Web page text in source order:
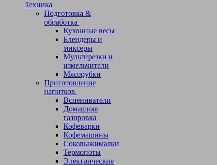
Техника
Подготовка &
обработка
Кухонные весы
Блендеры и
миксеры
Мультирезки и
измельчители
Мясорубки
Приготовление
напитков
Вспениватели
Домашняя
газировка
Кофеварки
Кофемашины
Соковыжималки
Термопоты
Электрические